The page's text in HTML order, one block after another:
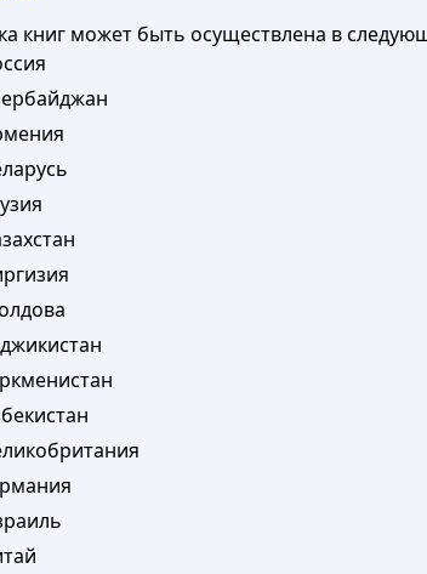
книг может быть осуществлена в